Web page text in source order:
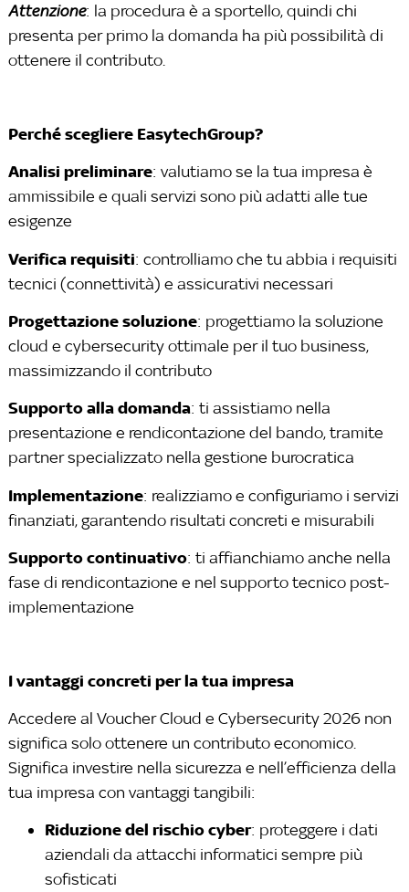
Attenzione: la procedura è a sportello, quindi chi
presenta per primo la domanda ha più possibilità di
ottenere il contributo.
Perché scegliere EasytechGroup?
Analisi preliminare: valutiamo se la tua impresa è
ammissibile e quali servizi sono più adatti alle tue
esigenze
Verifica requisiti: controlliamo che tu abbia i requisiti
tecnici (connettività) e assicurativi necessari
Progettazione soluzione: progettiamo la soluzione
cloud e cybersecurity ottimale per il tuo business,
massimizzando il contributo
Supporto alla domanda: ti assistiamo nella
presentazione e rendicontazione del bando, tramite
partner specializzato nella gestione burocratica
Implementazione: realizziamo e configuriamo i servizi
finanziati, garantendo risultati concreti e misurabili
Supporto continuativo: ti affianchiamo anche nella
fase di rendicontazione e nel supporto tecnico post-
implementazione
I vantaggi concreti per la tua impresa
Accedere al Voucher Cloud e Cybersecurity 2026 non
significa solo ottenere un contributo economico.
Significa investire nella sicurezza e nell’efficienza della
tua impresa con vantaggi tangibili:
Riduzione del rischio cyber: proteggere i dati
aziendali da attacchi informatici sempre più
sofisticati